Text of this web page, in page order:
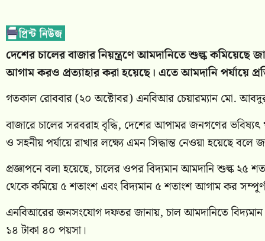
দেশের চালের বাজার নিয়ন্ত্রণে আমদানিতে শুল্ক কমিয়েছে
আগাম করও প্রত্যাহার করা হয়েছে। এতে আমদানি পর্যায়ে
গতকাল রোববার (২০ অক্টোবর) এনবিআর চেয়ারম্যান মো.
বাজারে চালের সরবরাহ বৃদ্ধি, দেশের আপামর জনগণের ভবিষ্যৎ
ও সহনীয় পর্যায়ে রাখার লক্ষ্যে এমন সিদ্ধান্ত নেওয়া হয়েছে বলে
প্রজ্ঞাপনে বলা হয়েছে, চালের ওপর বিদ্যমান আমদানি শুল্ক ২৫
থেকে কমিয়ে ৫ শতাংশ এবং বিদ্যমান ৫ শতাংশ আগাম কর সম্পূর্ণ
এনবিআরের জনসংযোগ দফতর জানায়, চাল আমদানিতে বিদ্যমান
১৪ টাকা ৪০ পয়সা।